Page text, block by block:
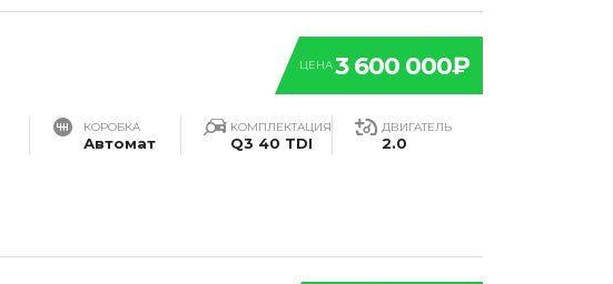
ЦЕНА3 600 000₽
КОРОБКА
Автомат
КОМПЛЕКТАЦИЯ
Q3 40 TDI
ДВИГАТЕЛЬ
2.0